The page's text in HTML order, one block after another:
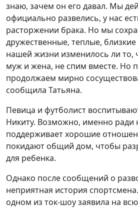
знаю, зачем он его давал. Мы
официально развелись, у нас
расторжении брака. Но мы
дружественные, теплые,
нашей жизни изменилось ли то,
муж и жена, не спим вместе. Но
продолжаем мирно
сообщила Татьяна.
Певица и футболист
Никиту. Возможно, именно ради
поддерживает хорошие
покидают общий дом, чтобы
для ребенка.
Однако после сообщений о
неприятная история
одном из ток-шоу заявила на